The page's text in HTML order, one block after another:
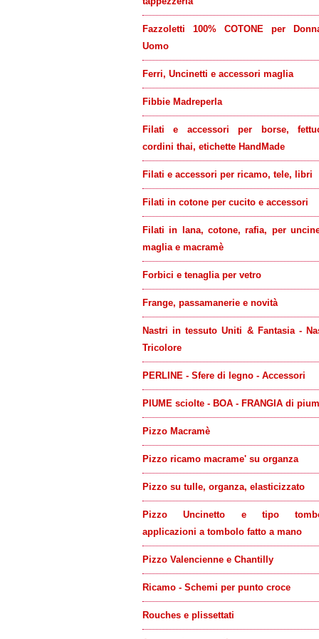
Fazzoletti 100% COTONE per
Uomo
Ferri, Uncinetti e accessori maglia
Fibbie Madreperla
Filati e accessori per borse,
cordini thai, etichette HandMade
Filati e accessori per ricamo, tele, libri
Filati in cotone per cucito e accessori
Filati in lana, cotone, rafia, per
maglia e macramè
Forbici e tenaglia per vetro
Frange, passamanerie e novità
Nastri in tessuto Uniti & Fantasia -
Tricolore
PERLINE - Sfere di legno - Accessori
PIUME sciolte - BOA - FRANGIA di
Pizzo Macramè
Pizzo ricamo macrame' su organza
Pizzo su tulle, organza, elasticizzato
Pizzo Uncinetto e tipo
applicazioni a tombolo fatto a mano
Pizzo Valencienne e Chantilly
Ricamo - Schemi per punto croce
Rouches e plissettati